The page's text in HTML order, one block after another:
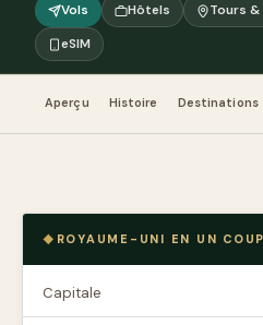
Vols Hôtels Tours
eSIM
Aperçu Histoire Destinations
ROYAUME-UNI EN UN
Capitale